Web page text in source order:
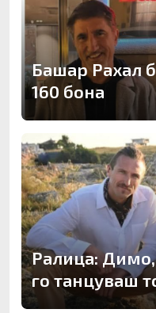
Башар Рахал
160 бона
Ралица:
го танцуваш